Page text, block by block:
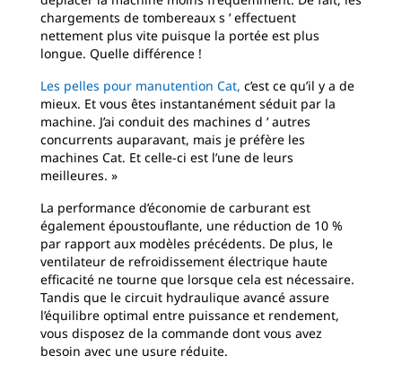
chargements de tombereaux s ’ effectuent
nettement plus vite puisque la portée est plus
longue. Quelle différence !
Les pelles pour manutention Cat, c’est ce qu’il y a de
mieux. Et vous êtes instantanément séduit par la
machine. J’ai conduit des machines d ’ autres
concurrents auparavant, mais je préfère les
machines Cat. Et celle-ci est l’une de leurs
meilleures. »
La performance d’économie de carburant est
également époustouflante, une réduction de 10 %
par rapport aux modèles précédents. De plus, le
ventilateur de refroidissement électrique haute
efficacité ne tourne que lorsque cela est nécessaire.
Tandis que le circuit hydraulique avancé assure
l’équilibre optimal entre puissance et rendement,
vous disposez de la commande dont vous avez
besoin avec une usure réduite.